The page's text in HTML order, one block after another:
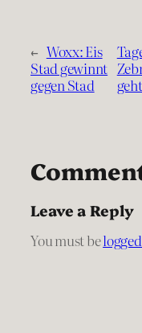
← Woxx: Eis
Stad gewinnt
gegen Stad
Leave a Reply
You must be